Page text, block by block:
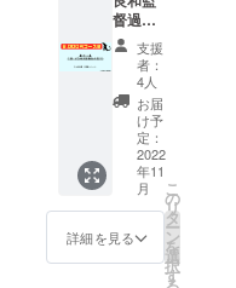
ナル怪
獣ス
テッ
カー１
枚 怪獣
ヴァイ
ラスキ
ングの
ステッ
カーに
なりま
す。 サ
督過去
作品
DVDプ
レゼン
ト
（ゲー
ムマス
ター or
アタッ
ク・オ
ブ・ザ
・ジャ
イアン
ト
支援
者：
4人
お届
け予
定：
2022
年11
月
詳細を見る
こ
の
リ
タ
ー
ン
を
選
択
す